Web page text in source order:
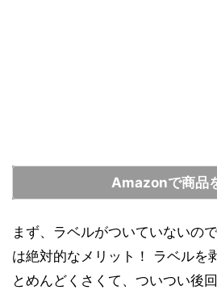
Amazonで商品
まず、ラベルがついていないの
は絶対的なメリット！ ラベルを
とめんどくさくて、ついつい後